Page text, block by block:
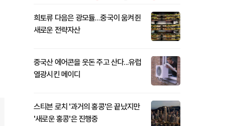
희토류 다음은 광모듈…중국이 움켜쥔
새로운 전략자산
중국산 에어콘을 웃돈 주고 산다...유럽
열광시킨 메이디
스티븐 로치 '과거의 홍콩'은 끝났지만
'새로운 홍콩'은 진행중